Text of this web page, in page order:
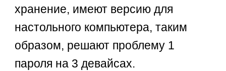
хранение, имеют версию для
настольного компьютера, таким
образом, решают проблему 1
пароля на 3 девайсах.